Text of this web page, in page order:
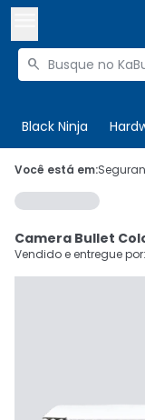
Buscar produtos

Black Ninja
 Olá. Acesse

Cupons
Você está em:
Camera Bullet
Vendido e entregue por: